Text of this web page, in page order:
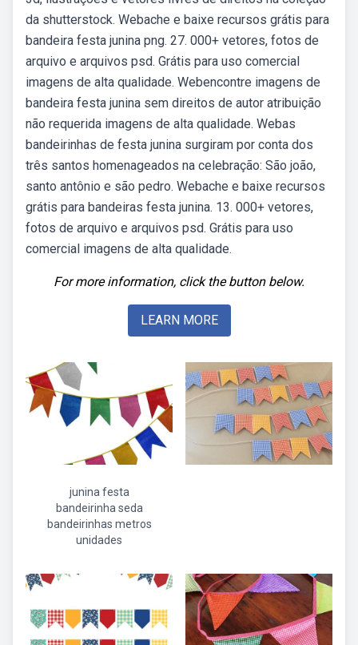
da shutterstock. Webache e baixe recursos grátis para
bandeira festa junina png. 27. 000+ vetores, fotos de
arquivo e arquivos psd. Grátis para uso comercial
imagens de alta qualidade. Webencontre imagens de
bandeira festa junina sem direitos de autor atribuição
não requerida imagens de alta qualidade. Webas
bandeirinhas de festa junina surgiram por conta dos
três santos homenageados na celebração: São joão,
santo antônio e são pedro. Webache e baixe recursos
grátis para bandeiras festa junina. 13. 000+ vetores,
fotos de arquivo e arquivos psd. Grátis para uso
comercial imagens de alta qualidade.
For more information, click the button below.
LEARN MORE
junina festa
bandeirinha seda
bandeirinhas metros
unidades